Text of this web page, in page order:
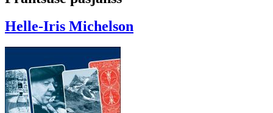
Helle-Iris Michelson